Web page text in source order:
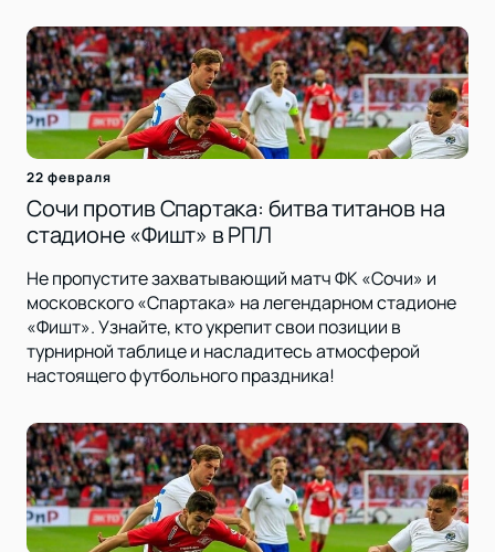
22 февраля
Сочи против Спартака: битва титанов на
стадионе «Фишт» в РПЛ
Не пропустите захватывающий матч ФК «Сочи» и
московского «Спартака» на легендарном стадионе
«Фишт». Узнайте, кто укрепит свои позиции в
турнирной таблице и насладитесь атмосферой
настоящего футбольного праздника!